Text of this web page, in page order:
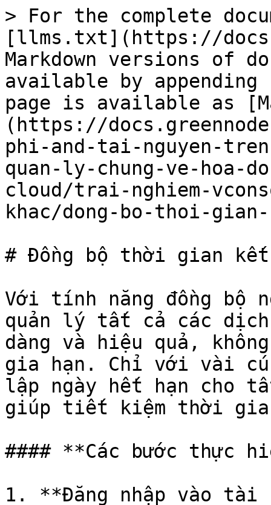
> For the complete
[llms.txt](https://
Markdown versions of
available by
page is available as
(https://
phi-and-tai-nguyen-
quan-ly-chung-ve-hoa-
cloud/trai-nghiem-
khac/dong-bo-thoi-
# Đồng bộ thời gian
Với tính năng đồng bộ
quản lý tất cả các dịch
dàng và hiệu quả,
gia hạn. Chỉ với vài
lập ngày hết hạn cho
giúp tiết kiệm thời
#### **Các bước thực
1. **Đăng nhập vào tài